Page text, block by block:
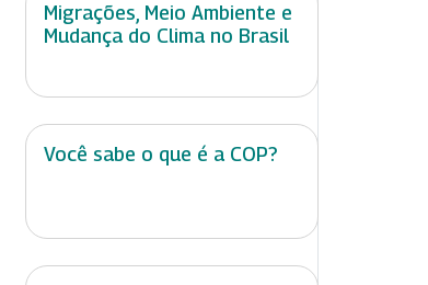
Migrações, Meio Ambiente e
Mudança do Clima no Brasil
Você sabe o que é a COP?